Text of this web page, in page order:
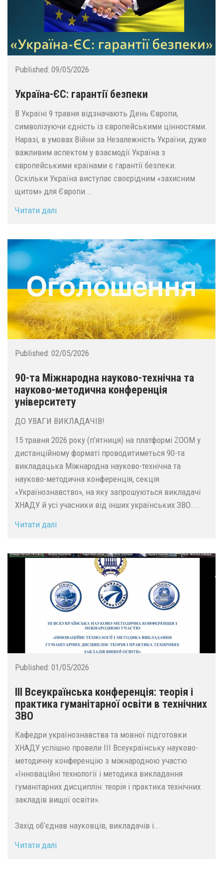
Published: 09/05/2026
Україна-ЄС: гарантії безпеки
В Україні 9 травня відзначають День Європи,
символізуючи єдність із європейськими цінностями.
Наразі, в умовах Війни за Незалежність України, дуже
важливим аспектом у взаємодії Україна з
європейськими країнами є гарантії безпеки.
Оскільки Україна виступає своєрідним «захисним
щитом» для Європи...
Читати далі
Published: 02/05/2026
90-та Міжнародна науково-технічна та
науково-методична конференція
університету
ДО УВАГИ ВИКЛАДАЧІВ!
15 травня 2026 року (п’ятниця) на платформі ZOOM у
дистанційному форматі проводитиметься 90-та
викладацька Міжнародна науково-технічна та
науково-методична конференція, секція
«Українознавство», на яку запрошуються викладачі
ХНАДУ й усі учасники від інших українських ЗВО....
Читати далі
Published: 01/05/2026
ІІІ Всеукраїнська конференція: теорія і
практика гуманітарної освіти в технічних
ЗВО
Кафедри українознавства та мовної підготовки
ХНАДУ успішно провели ІІІ Всеукраїнську науково-
методичну конференцію з міжнародною участю
«Інноваційні технології і методика викладання
гуманітарних дисциплін: теорія і практика технічних
закладів вищої освіти».
Захід об’єднав науковців, викладачів і...
Читати далі